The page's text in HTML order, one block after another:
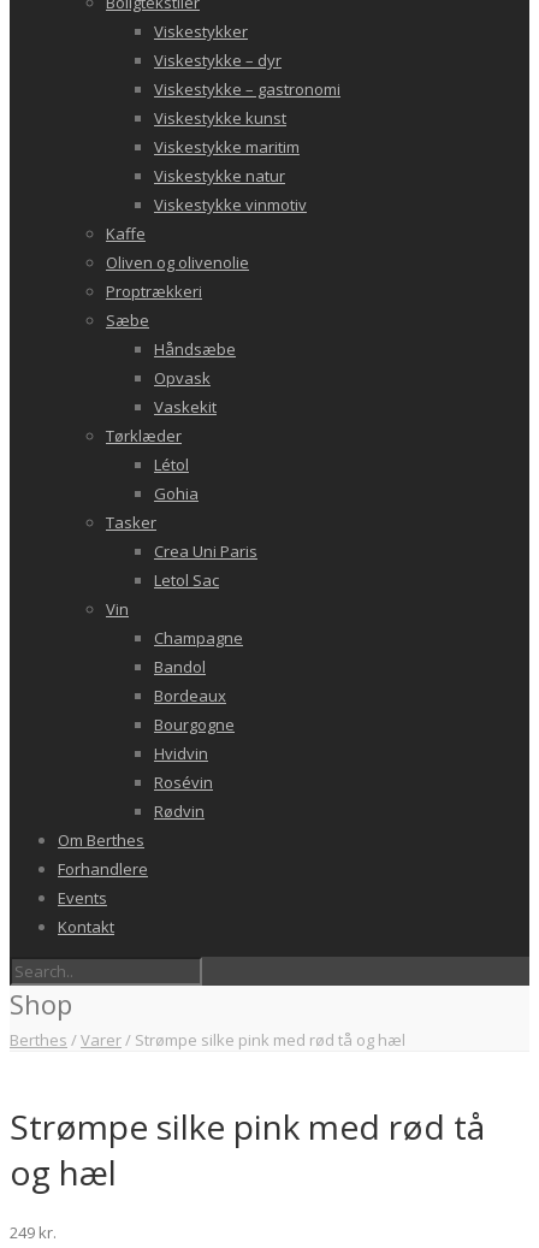
Viskestykker
Viskestykke – dyr
Viskestykke – gastronomi
Viskestykke kunst
Viskestykke maritim
Viskestykke natur
Viskestykke vinmotiv
Kaffe
Oliven og olivenolie
Proptrækkeri
Sæbe
Håndsæbe
Opvask
Vaskekit
Tørklæder
Létol
Gohia
Tasker
Crea Uni Paris
Letol Sac
Vin
Champagne
Bandol
Bordeaux
Bourgogne
Hvidvin
Rosévin
Rødvin
Om Berthes
Forhandlere
Events
Kontakt
Shop
Berthes /Varer/ Strømpe silke pink med rød tå og hæl
Strømpe silke pink med rød tå
og hæl
249 kr.